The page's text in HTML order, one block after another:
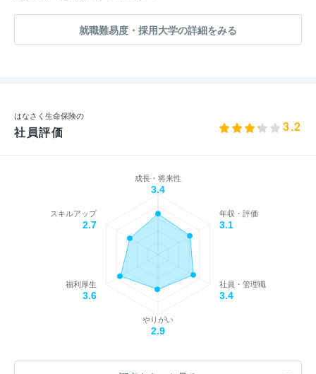
就職難易度・採用大学の詳細をみる
はなさく生命保険の
社員評価 3.2
成長・将来性
3.4
年収・評価
3.1
社員・管理職
3.4
やりがい
2.9
福利厚生
3.6
スキルアップ
2.7